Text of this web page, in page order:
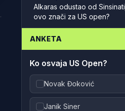
Alkaras odustao od
ovo znači za US open?
ANKETA
Ko osvaja US Open?
Novak Đoković
Janik Siner